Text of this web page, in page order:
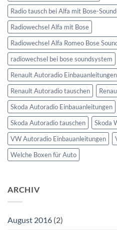
Radio tausch bei Alfa mit Bose-
Radiowechsel Alfa mit Bose
Radiowechsel Alfa Romeo Bose
radiowechsel bei bose soundsystem‎
Renault Autoradio Einbauanleitungen
Renault Autoradio tauschen
Skoda Autoradio Einbauanleitungen
Skoda Autoradio tauschen
Skoda
VW Autoradio Einbauanleitungen
Welche Boxen für Auto
ARCHIV
August 2016 (2)